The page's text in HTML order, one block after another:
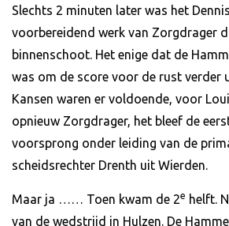
Slechts 2 minuten later was het
voorbereidend werk van Zorgdrager
binnenschoot. Het enige dat de
was om de score voor de rust verder
Kansen waren er voldoende, voor
opnieuw Zorgdrager, het bleef de
voorsprong onder leiding van de
scheidsrechter Drenth uit Wierden.
Maar ja …… Toen kwam de 2e helft.
van de wedstrijd in Hulzen. De